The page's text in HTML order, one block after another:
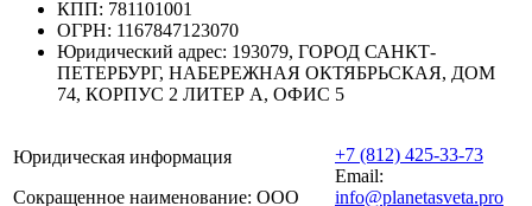
КПП: 781101001
ОГРН: 1167847123070
Юридический адрес: 193079, ГОРОД САНКТ-
ПЕТЕРБУРГ, НАБЕРЕЖНАЯ ОКТЯБРЬСКАЯ, ДОМ
74, КОРПУС 2 ЛИТЕР А, ОФИС 5
Юридическая информация
Сокращенное наименование: ООО
+7 (812) 425-33-73
Email:
info@planetasveta.pro